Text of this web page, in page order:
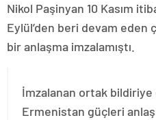
Nikol Paşinyan 10 Kasım
Eylül’den beri devam eden
bir anlaşma imzalamıştı.
İmzalanan ortak
Ermenistan güçleri